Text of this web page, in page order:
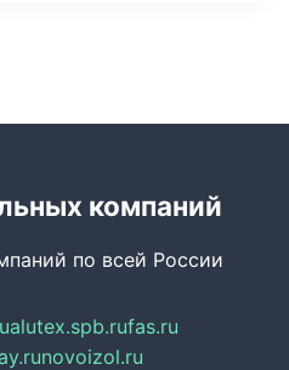
компаний
по всей России
alutex.spb.rufas.ru
novoizol.ru